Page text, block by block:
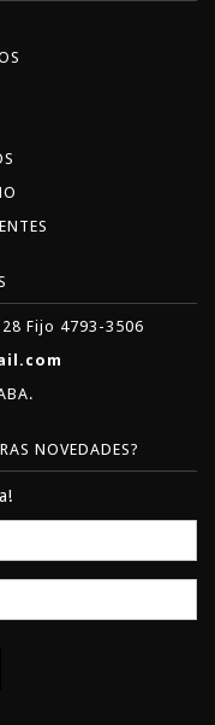
Fijo 4793-3506
NOVEDADES?